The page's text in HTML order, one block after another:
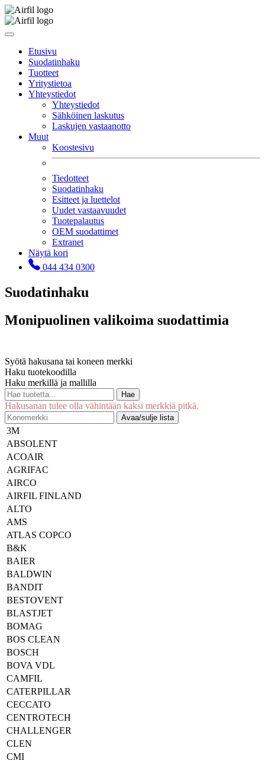
Etusivu
Suodatinhaku
Tuotteet
Yritystietoa
Yhteystiedot
Yhteystiedot
Sähköinen laskutus
Laskujen vastaanotto
Muut
Koostesivu
Tiedotteet
Suodatinhaku
Esitteet ja luettelot
Uudet vastaavuudet
Tuotepalautus
OEM suodattimet
Extranet
Näytä kori
044 434 0300
Suodatinhaku
Monipuolinen valikoima suodattimia
Syötä hakusana tai koneen merkki
Haku tuotekoodilla
Haku merkillä ja mallilla
Hae
Hakusanan tulee olla vähintään kaksi merkkiä pitkä.
Avaa/sulje lista
3M
ABSOLENT
ACOAIR
AGRIFAC
AIRCO
AIRFIL FINLAND
ALTO
AMS
ATLAS COPCO
B&K
BAIER
BALDWIN
BANDIT
BESTOVENT
BLASTJET
BOMAG
BOS CLEAN
BOSCH
BOVA VDL
CAMFIL
CATERPILLAR
CECCATO
CENTROTECH
CHALLENGER
CLEN
CMI